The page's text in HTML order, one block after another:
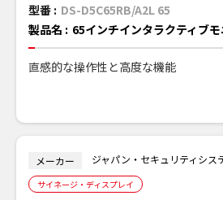
型番 : DS-D5C65RB/A2L 65
製品名 : 65インチインタラクティブ
直感的な操作性と高度な機能
メーカー ジャパン・セキュリティシス
サイネージ・ディスプレイ